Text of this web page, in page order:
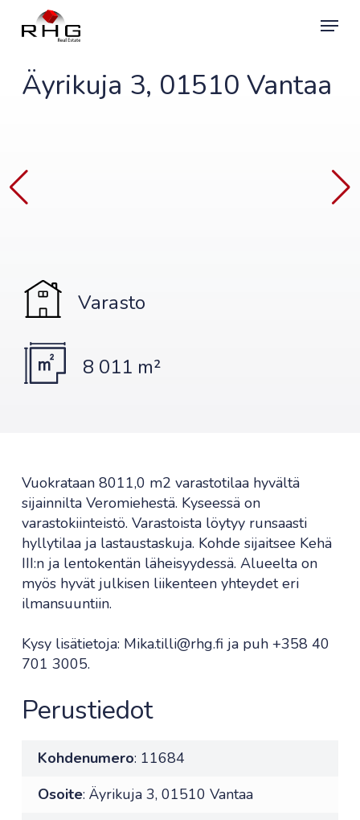
Menu
Äyrikuja 3, 01510 Vantaa
Varasto
8 011 m²
Vuokrataan 8011,0 m2 varastotilaa hyvältä
sijainnilta Veromiehestä. Kyseessä on
varastokiinteistö. Varastoista löytyy runsaasti
hyllytilaa ja lastaustaskuja. Kohde sijaitsee Kehä
III:n ja lentokentän läheisyydessä. Alueelta on
myös hyvät julkisen liikenteen yhteydet eri
ilmansuuntiin.
Kysy lisätietoja: Mika.tilli@rhg.fi ja puh +358 40
701 3005.
Perustiedot
Kohdenumero: 11684
Osoite: Äyrikuja 3, 01510 Vantaa